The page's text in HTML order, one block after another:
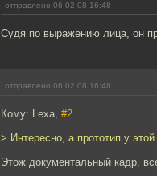
отправлено 06.02.08 16:48
Судя по выражению лица, он
отправлено 06.02.08 16:48
Кому: Lexa, #2
> Интересно, а прототип у
Этож документальный кадр,